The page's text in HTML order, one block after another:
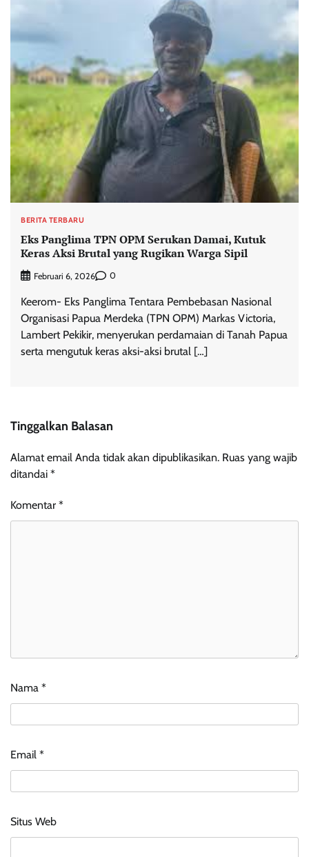
BERITA TERBARU
Eks Panglima TPN OPM Serukan Damai, Kutuk
Keras Aksi Brutal yang Rugikan Warga Sipil
Februari 6, 2026 0
Keerom- Eks Panglima Tentara Pembebasan Nasional
Organisasi Papua Merdeka (TPN OPM) Markas Victoria,
Lambert Pekikir, menyerukan perdamaian di Tanah Papua
serta mengutuk keras aksi-aksi brutal […]
Tinggalkan Balasan
Alamat email Anda tidak akan dipublikasikan. Ruas yang wajib
ditandai *
Komentar *
Nama *
Email *
Situs Web